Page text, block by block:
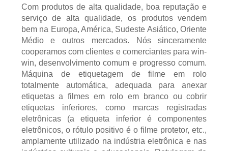
Com produtos de alta qualidade, boa reputação e
serviço de alta qualidade, os produtos vendem
bem na Europa, América, Sudeste Asiático, Oriente
Médio e outros mercados. Nós sinceramente
cooperamos com clientes e comerciantes para win-
win, desenvolvimento comum e progresso comum.
Máquina de etiquetagem de filme em rolo
totalmente automática, adequada para anexar
etiquetas a filmes em rolo em branco ou cobrir
etiquetas inferiores, como marcas registradas
eletrônicas (a etiqueta inferior é componentes
eletrônicos, o rótulo positivo é o filme protetor, etc.,
amplamente utilizado na indústria eletrônica e nas